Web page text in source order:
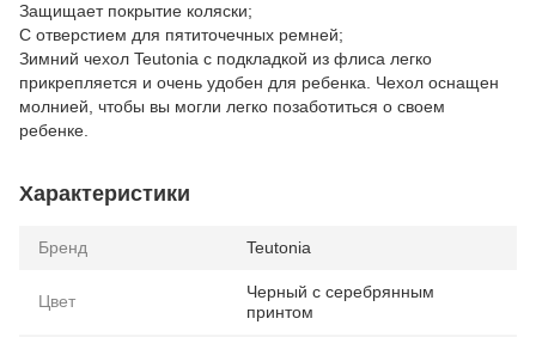
Защищает покрытие коляски;
С отверстием для пятиточечных ремней;
Зимний чехол Teutonia с подкладкой из флиса легко
прикрепляется и очень удобен для ребенка. Чехол оснащен
молнией, чтобы вы могли легко позаботиться о своем
ребенке.
Характеристики
Бренд Teutonia
Цвет
Черный с серебрянным
принтом